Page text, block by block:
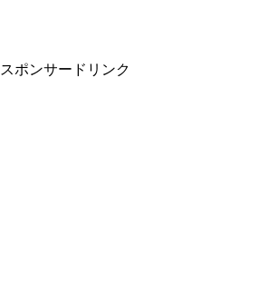
スポンサードリンク